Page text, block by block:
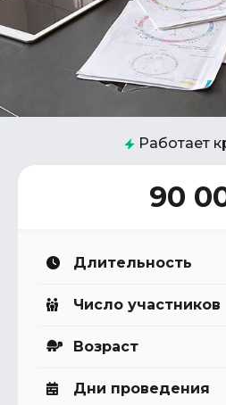
Работает
90
Длительность
Число участников
Возраст
Дни проведения